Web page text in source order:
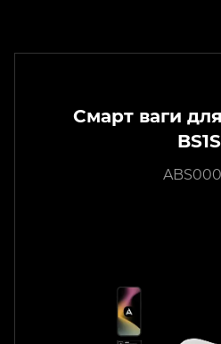
Смарт ваги для
BS1S